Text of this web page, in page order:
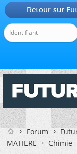
Retour sur
Forum
MATIERE
Chimie